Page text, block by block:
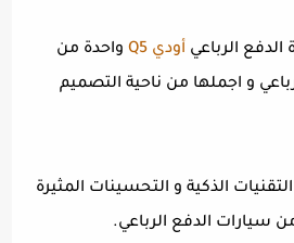
الرباعي أودي Q5
واحدة من
و اجملها من ناحية التصميم
الذكية و التحسينات المثيرة
من سيارات الدفع الرباعي.